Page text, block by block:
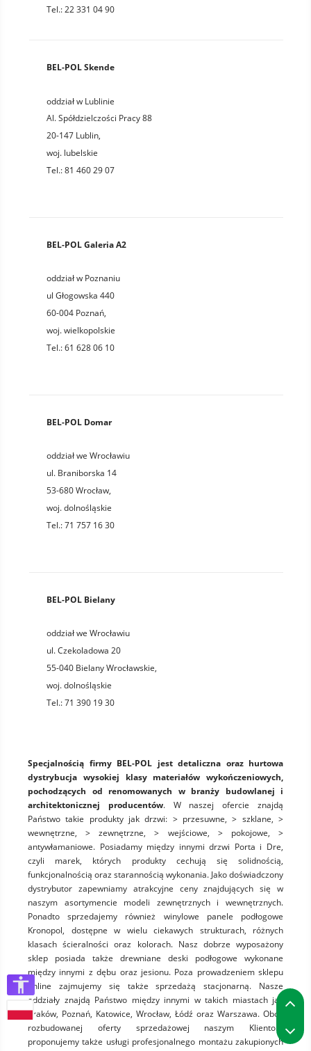
Tel.: 22 331 04 90
BEL-POL Skende
oddział w Lublinie
Al. Spółdzielczości Pracy 88
20-147 Lublin,
woj. lubelskie
Tel.:81 460 29 07
BEL-POL Galeria A2
oddział w Poznaniu
ul Głogowska 440
60-004 Poznań,
woj.wielkopolskie
Tel.:61 628 06 10
BEL-POL Domar
oddział we Wrocławiu
ul. Braniborska 14
53-680Wrocław,
woj.dolnośląskie
Tel.:71 757 16 30
BEL-POL Bielany
oddział we Wrocławiu
ul. Czekoladowa 20
55-040 Bielany Wrocławskie,
woj.dolnośląskie
Tel.:71 390 19 30
Specjalnością firmy BEL-POL jest detaliczna oraz hurtowa
dystrybucja wysokiej klasy materiałów wykończeniowych,
pochodzących od renomowanych w branży budowlanej i
architektonicznej producentów. W naszej ofercie znajdą
Państwo takie produkty jak drzwi: > przesuwne, > szklane, >
wewnętrzne, > zewnętrzne, > wejściowe, > pokojowe, >
antywłamaniowe. Posiadamy między innymi drzwi Porta i Dre,
czyli marek, których produkty cechują się solidnością,
funkcjonalnością oraz starannością wykonania. Jako doświadczony
dystrybutor zapewniamy atrakcyjne ceny znajdujących się w
naszym asortymencie modeli zewnętrznych i wewnętrznych.
Ponadto sprzedajemy również winylowe panele podłogowe
Kronopol, dostępne w wielu ciekawych strukturach, różnych
klasach ścieralności oraz kolorach. Nasz dobrze wyposażony
sklep posiada także drewniane deski podłogowe wykonane
między innymi z dębu oraz jesionu. Poza prowadzeniem sklepu
online zajmujemy się także sprzedażą stacjonarną. Nasze
oddziały znajdą Państwo między innymi w takich miastach jak
Kraków, Poznań, Katowice, Wrocław, Łódź oraz Warszawa. Obok
rozbudowanej oferty sprzedażowej naszym Klientom
proponujemy także usługi profesjonalnego montażu zakupionych